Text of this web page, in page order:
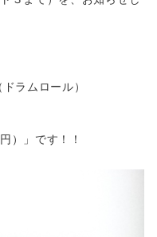
ラムロール）
）」です！！